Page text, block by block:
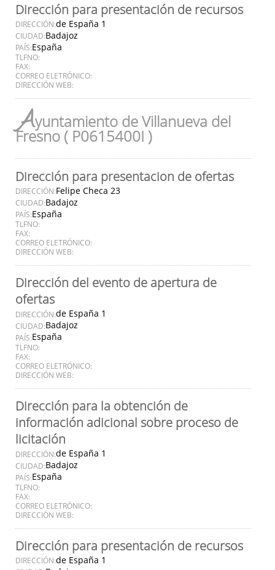
Dirección para presentación de recursos
DIRECCIÓN:de España 1
CIUDAD:Badajoz
PAÍS:España
TLFNO:
FAX:
CORREO ELETRÓNICO:
DIRECCIÓN WEB:
Ayuntamiento de Villanueva del
Fresno ( P0615400I )
Dirección para presentacion de ofertas
DIRECCIÓN:Felipe Checa 23
CIUDAD:Badajoz
PAÍS:España
TLFNO:
FAX:
CORREO ELETRÓNICO:
DIRECCIÓN WEB:
Dirección del evento de apertura de
ofertas
DIRECCIÓN:de España 1
CIUDAD:Badajoz
PAÍS:España
TLFNO:
FAX:
CORREO ELETRÓNICO:
DIRECCIÓN WEB:
Dirección para la obtención de
información adicional sobre proceso de
licitación
DIRECCIÓN:de España 1
CIUDAD:Badajoz
PAÍS:España
TLFNO:
FAX:
CORREO ELETRÓNICO:
DIRECCIÓN WEB:
Dirección para presentación de recursos
DIRECCIÓN:de España 1